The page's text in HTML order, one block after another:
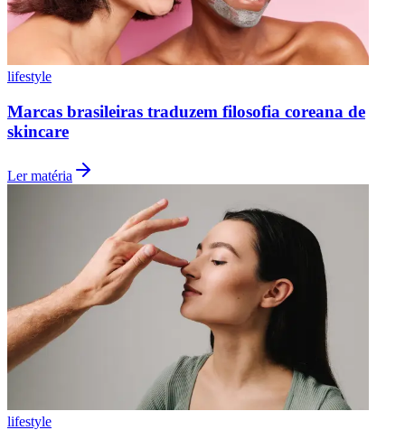
Internacional
lifestyle
Marcas brasileiras traduzem filosofia coreana de
skincare
Ler matéria
lifestyle